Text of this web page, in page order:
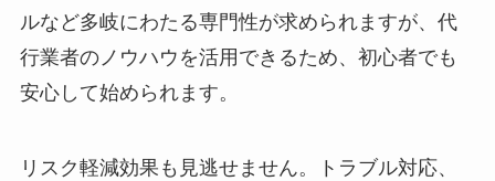
ルなど多岐にわたる専門性が求められますが、代
行業者のノウハウを活用できるため、初心者でも
安心して始められます。
リスク軽減効果も見逃せません。トラブル対応、